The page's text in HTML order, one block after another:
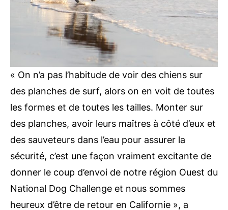
« On n’a pas l’habitude de voir des chiens sur
des planches de surf, alors on en voit de toutes
les formes et de toutes les tailles. Monter sur
des planches, avoir leurs maîtres à côté d’eux et
des sauveteurs dans l’eau pour assurer la
sécurité, c’est une façon vraiment excitante de
donner le coup d’envoi de notre région Ouest du
National Dog Challenge et nous sommes
heureux d’être de retour en Californie », a